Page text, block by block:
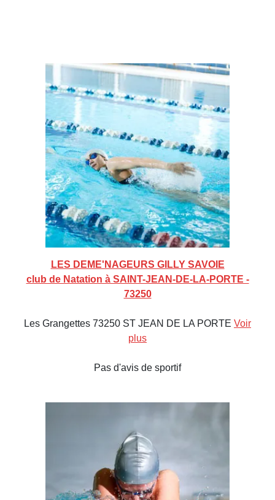
LES DEME'NAGEURS GILLY SAVOIE
club de Natation à SAINT-JEAN-DE-LA-PORTE -
73250
Les Grangettes 73250 ST JEAN DE LA PORTE Voir
plus
Pas d'avis de sportif